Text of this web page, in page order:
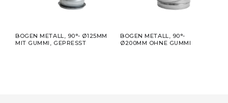
BOGEN METALL, 90°- Ø125MM
MIT GUMMI, GEPRESST
BOGEN METALL, 90°-
Ø200MM OHNE GUMMI